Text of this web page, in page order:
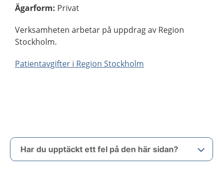
Ägarform: Privat
Verksamheten arbetar på uppdrag av Region
Stockholm.
Patientavgifter i Region Stockholm
Har du upptäckt ett fel på den här sidan?